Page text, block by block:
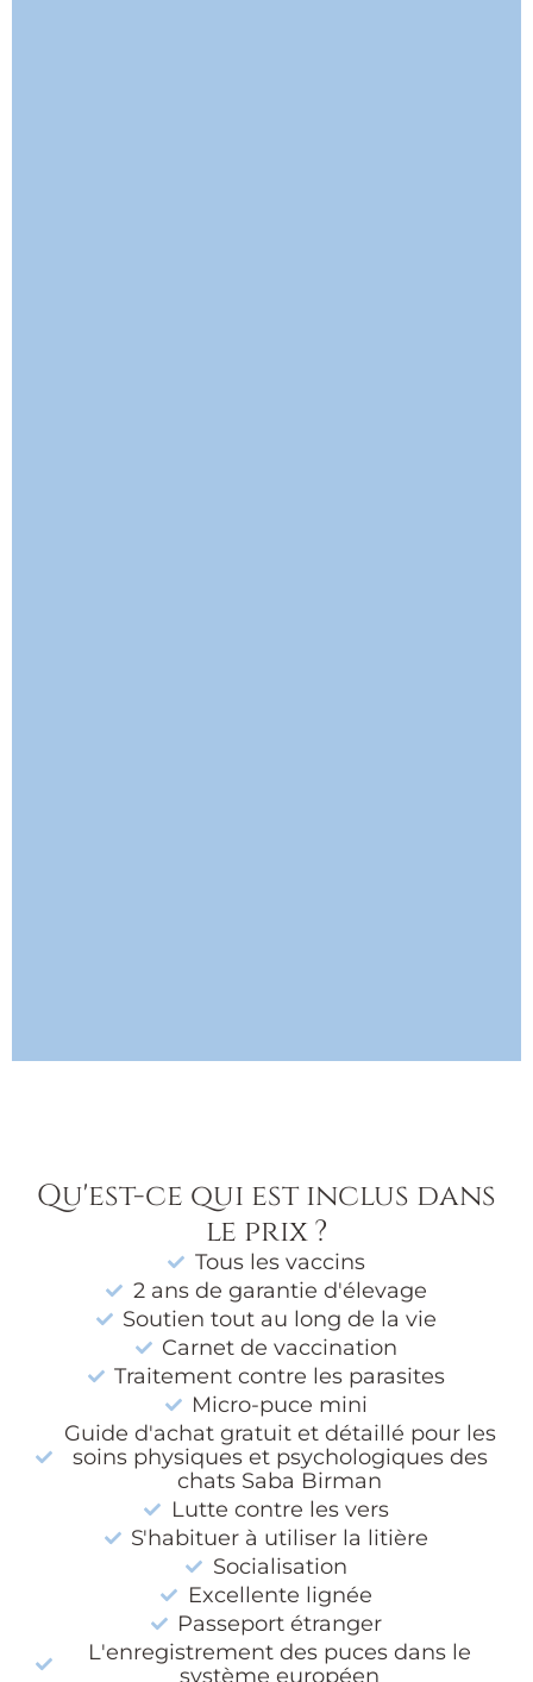
Qu'est-ce qui est inclus dans
le prix ?
Tous les vaccins
2 ans de garantie d'élevage
Soutien tout au long de la vie
Carnet de vaccination
Traitement contre les parasites
Micro-puce mini
Guide d'achat gratuit et détaillé pour les
soins physiques et psychologiques des
chats Saba Birman
Lutte contre les vers
S'habituer à utiliser la litière
Socialisation
Excellente lignée
Passeport étranger
L'enregistrement des puces dans le
système européen